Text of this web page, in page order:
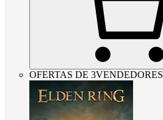
OFERTAS DE 3VENDEDORES